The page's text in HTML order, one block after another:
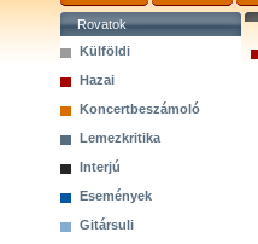
Rovatok
Külföldi
Hazai
Koncertbeszámoló
Lemezkritika
Interjú
Események
Gitársuli